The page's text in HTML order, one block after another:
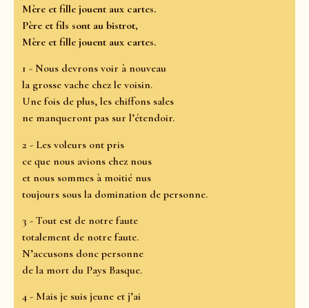
Mère et fille jouent aux cartes.
Père et fils sont au bistrot,
Mère et fille jouent aux cartes.
1 - Nous devrons voir à nouveau
la grosse vache chez le voisin.
Une fois de plus, les chiffons sales
ne manqueront pas sur l’étendoir.
2 - Les voleurs ont pris
ce que nous avions chez nous
et nous sommes à moitié nus
toujours sous la domination de personne.
3 - Tout est de notre faute
totalement de notre faute.
N’accusons donc personne
de la mort du Pays Basque.
4 - Mais je suis jeune et j’ai